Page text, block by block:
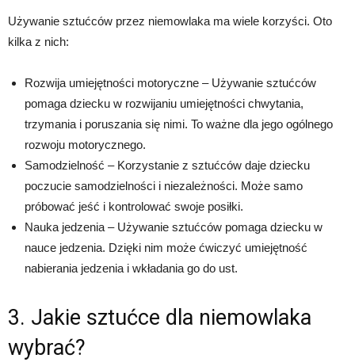
Używanie sztućców przez niemowlaka ma wiele korzyści. Oto
kilka z nich:
Rozwija umiejętności motoryczne – Używanie sztućców
pomaga dziecku w rozwijaniu umiejętności chwytania,
trzymania i poruszania się nimi. To ważne dla jego ogólnego
rozwoju motorycznego.
Samodzielność – Korzystanie z sztućców daje dziecku
poczucie samodzielności i niezależności. Może samo
próbować jeść i kontrolować swoje posiłki.
Nauka jedzenia – Używanie sztućców pomaga dziecku w
nauce jedzenia. Dzięki nim może ćwiczyć umiejętność
nabierania jedzenia i wkładania go do ust.
3. Jakie sztućce dla niemowlaka
wybrać?